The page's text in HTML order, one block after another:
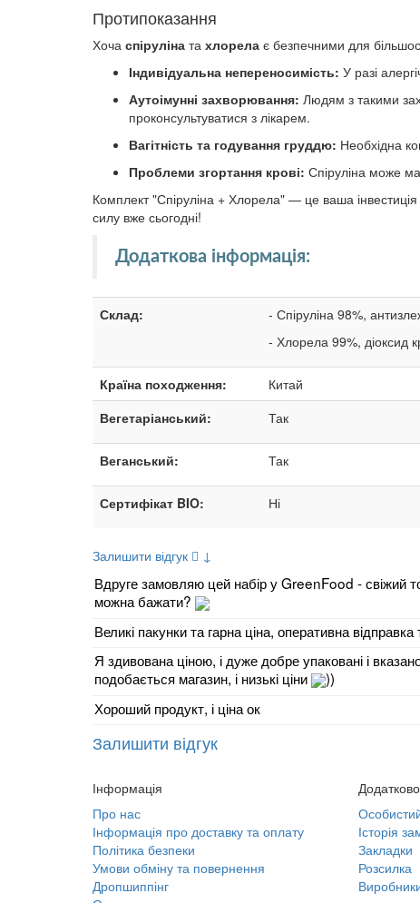
Протипоказання
Хоча спіруліна та хлорела є безпечними для
Індивідуальна непереносимість: У разі
Аутоімунні захворювання: Людям з такими
проконсультуватися з лікарем.
Вагітність та годування груддю: Необхідна
Проблеми згортання крові: Спіруліна може
Комплект "Спіруліна + Хлорела" — це ваша інвестиція
силу вже сьогодні!
Додаткова інформація:
Склад:
- Спіруліна 98%,
- Хлорела 99%, діоксид
Країна походження:
Китай
Вегетаріанський:
Так
Веганський: Так
Сертифікат BIO: Ні
Залишити відгук ↓
Вдруге замовляю цей набір у GreenFood - свіжий
можна бажати?
Великі пакунки та гарна ціна, оперативна
Я здивована ціною, і дуже добре упаковані і
подобається магазин, і низькі ціни
))
Хороший продукт, і ціна ок
Залишити відгук
Інформація
Про нас
Інформація про доставку та оплату
Політика безпеки
Умови обміну та повернення
Дропшиппінг
Додатково
Історія
Закладки
Розсилка